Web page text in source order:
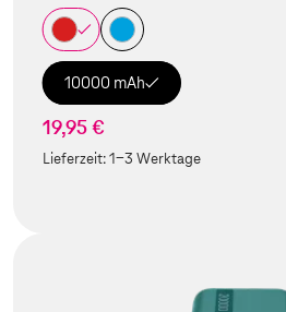
10000 mAh
19,95 €
Lieferzeit:1-3 Werktage